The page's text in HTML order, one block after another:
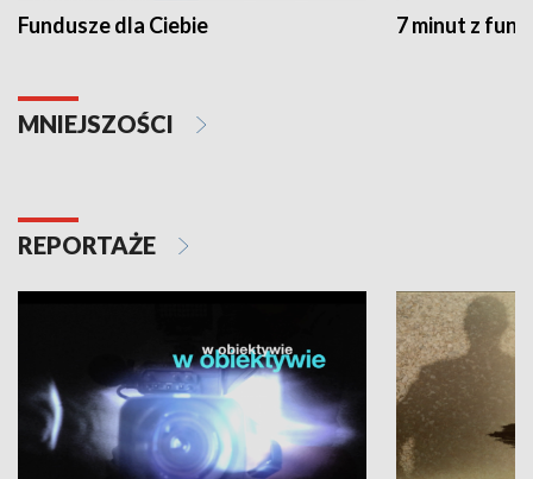
Fundusze dla Ciebie 7 minut z
MNIEJSZOŚCI
REPORTAŻE